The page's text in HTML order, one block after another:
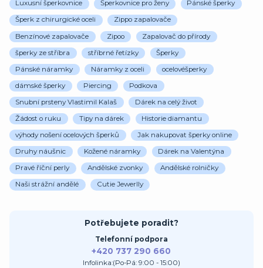
Luxusní šperkovnice Šperkovnice pro ženy Pánské šperky
Šperk z chirurgické oceli Zippo zapalovače
Benzínové zapalovače Zipoo Zapalovač do přírody
šperky ze stříbra stříbrné řetízky Šperky
Pánské náramky Náramky z oceli ocelovéšperky
dámské šperky Piercing Podkova
Snubní prsteny Vlastimil Kalaš Dárek na celý život
Žádost o ruku Tipy na dárek Historie diamantu
výhody nošení ocelových šperků Jak nakupovat šperky online
Druhy náušnic Kožené náramky Dárek na Valentýna
Pravé říční perly Andělské zvonky Andělské rolničky
Naši strážní andělé Cutie Jewerlly
Potřebujete poradit?
Telefonní podpora
+420 737 290 660
Infolinka:(Po-Pá: 9:00 - 15:00)